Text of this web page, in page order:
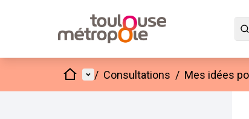
AccueilMenu principal
/ Consultations / Mes idées